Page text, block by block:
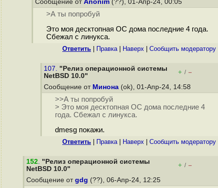
Сообщение от Anonim (??), 01-Апр-24, 00:05
>А ты попробуй
Это моя десктопная ОС дома последние 4 года.
Сбежал с линукса.
Ответить Правка| Наверх Cообщить модератору
107. "Релиз операционной системы
NetBSD 10.0"
+ / –
Сообщение от Минона (ok), 01-Апр-24, 14:58
>>А ты попробуй
> Это моя десктопная ОС дома последние 4
года. Сбежал с линукса.
dmesg покажи.
Ответить Правка| Наверх Cообщить модератору
152. "Релиз операционной системы
NetBSD 10.0"
+ / –
Сообщение от gdg (??), 06-Апр-24, 12:25